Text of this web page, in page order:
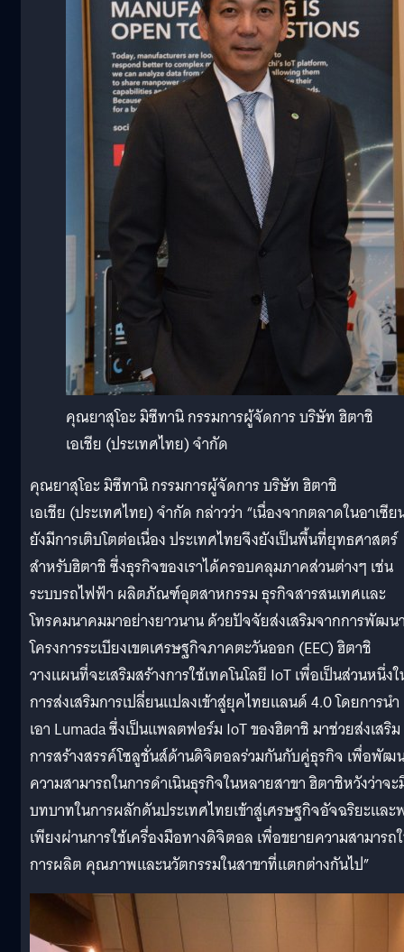
คุณยาสุโอะ มิซึทานิ กรรมการผู้จัดการ บริษัท ฮิตาชิ
เอเชีย (ประเทศไทย) จำกัด
คุณยาสุโอะ มิซึทานิ กรรมการผู้จัดการ บริษัท ฮิตาชิ
เอเชีย (ประเทศไทย) จำกัด กล่าวว่า “เนื่องจากตลาดในอาเซีย
ยังมีการเติบโตต่อเนื่อง ประเทศไทยจึงยังเป็นพื้นที่ยุทธศาสตร์
สำหรับฮิตาชิ ซึ่งธุรกิจของเราได้ครอบคลุมภาคส่วนต่างๆ เช่น
ระบบรถไฟฟ้า ผลิตภัณฑ์อุตสาหกรรม ธุรกิจสารสนเทศและ
โทรคมนาคมมาอย่างยาวนาน ด้วยปัจจัยส่งเสริมจากการพัฒน
โครงการระเบียงเขตเศรษฐกิจภาคตะวันออก (EEC) ฮิตาชิ
วางแผนที่จะเสริมสร้างการใช้เทคโนโลยี IoT เพื่อเป็นส่วนหนึ่ง
การส่งเสริมการเปลี่ยนแปลงเข้าสู่ยุคไทยแลนด์ 4.0 โดยการนำ
เอา Lumada ซึ่งเป็นแพลตฟอร์ม IoT ของฮิตาชิ มาช่วยส่งเสริม
การสร้างสรรค์โซลูชั่นส์ด้านดิจิตอลร่วมกันกับคู่ธุรกิจ เพื่อพัฒ
ความสามารถในการดำเนินธุรกิจในหลายสาขา ฮิตาชิหวังว่าจ
บทบาทในการผลักดันประเทศไทยเข้าสู่เศรษฐกิจอัจฉริยะและ
เพียงผ่านการใช้เครื่องมือทางดิจิตอล เพื่อขยายความสามารถ
การผลิต คุณภาพและนวัตกรรมในสาขาที่แตกต่างกันไป”